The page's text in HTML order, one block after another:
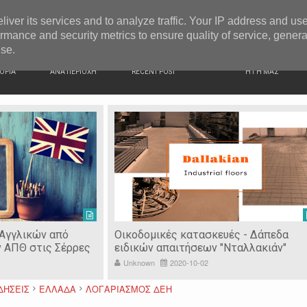
ΑΝΑ ΠΕΡΙΟΧΗ RECENT POST Η ΓΗ ΜΑΣ
από
ΑΠΘ στις Σέρρες
Οικοδομικές κατασκευές - Δάπεδα
ειδικών απαιτήσεων "Νταλλακιάν"
Unknown 2020-10-02
ΕΛΛΑΔΑ ΛΟΓΑΡΙΑΣΜΟΣ ΔΕΗ
its services and to analyze traffic. Your IP address and
and security metrics to ensure quality of service,